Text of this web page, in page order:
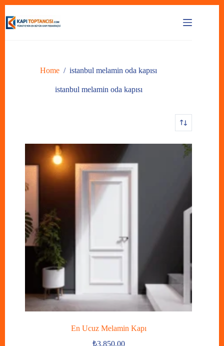
to
content
Home / istanbul melamin oda kapısı
istanbul melamin oda kapısı
En Ucuz Melamin Kapı
₺3.850,00